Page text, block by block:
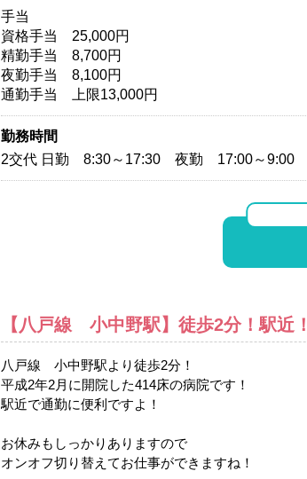
手当
資格手当 25,000円
精勤手当 8,700円
夜勤手当 8,100円
通勤手当 上限13,000円
勤務時間
2交代 日勤 8:30～17:30 夜勤 17:00～9:00
【八戸線 小中野駅】徒歩2分！駅近！
八戸線 小中野駅より徒歩2分！
平成2年2月に開院した414床の病院です！
駅近で通勤に便利ですよ！
お休みもしっかりありますので
オンオフ切り替えてお仕事ができますね！